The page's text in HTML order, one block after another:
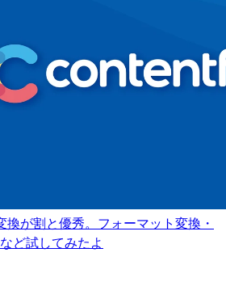
が割と優秀。フォーマット変換・
ど試してみたよ